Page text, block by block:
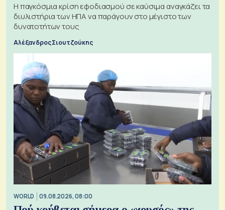
Η παγκόσμια κρίση εφοδιασμού σε καύσιμα αναγκάζει τα
διυλιστήρια των ΗΠΑ να παράγουν στο μέγιστο των
δυνατοτήτων τους
Αλέξανδρος Σιουτζούκης
WORLD 09.08.2026, 08:00